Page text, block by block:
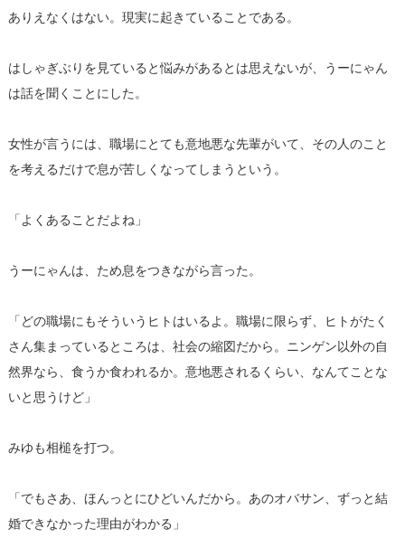
ありえなくはない。現実に起きていることである。
はしゃぎぶりを見ていると悩みがあるとは思えないが、うーにゃん
は話を聞くことにした。
女性が言うには、職場にとても意地悪な先輩がいて、その人のこと
を考えるだけで息が苦しくなってしまうという。
「よくあることだよね」
うーにゃんは、ため息をつきながら言った。
「どの職場にもそういうヒトはいるよ。職場に限らず、ヒトがたく
さん集まっているところは、社会の縮図だから。ニンゲン以外の自
然界なら、食うか食われるか。意地悪されるくらい、なんてことな
いと思うけど」
みゆも相槌を打つ。
「でもさあ、ほんっとにひどいんだから。あのオバサン、ずっと結
婚できなかった理由がわかる」